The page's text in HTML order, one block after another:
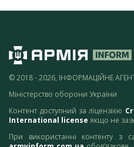
© 2018 - 2026, ІНФОРМАЦІЙНЕ
Міністерство оборони України
Контент доступний за ліцензією
International license якщо не
При використанні контенту з